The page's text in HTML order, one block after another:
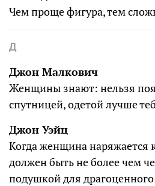
Чем проще фигура, тем
Д
Джон Малкович
Женщины знают: нельзя
спутницей, одетой лучше
Джон Уэйц
Когда женщина наряжается
должен быть не более чем
подушкой для